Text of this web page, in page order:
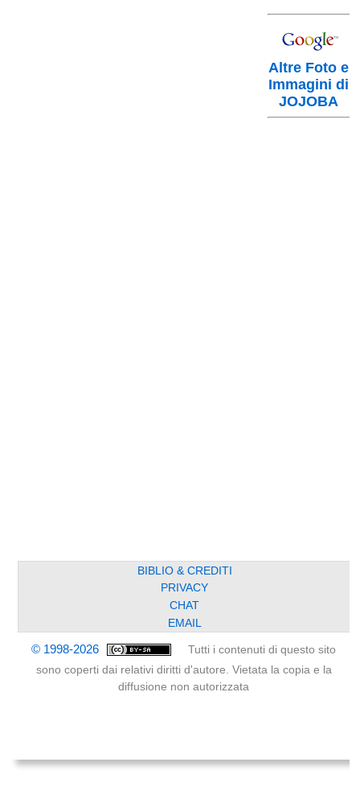
Altre Foto e
Immagini di
JOJOBA
BIBLIO & CREDITI
PRIVACY
CHAT
EMAIL
© 1998-2026
Tutti i contenuti di questo sito
sono coperti dai relativi diritti d'autore. Vietata la copia e la
diffusione non autorizzata